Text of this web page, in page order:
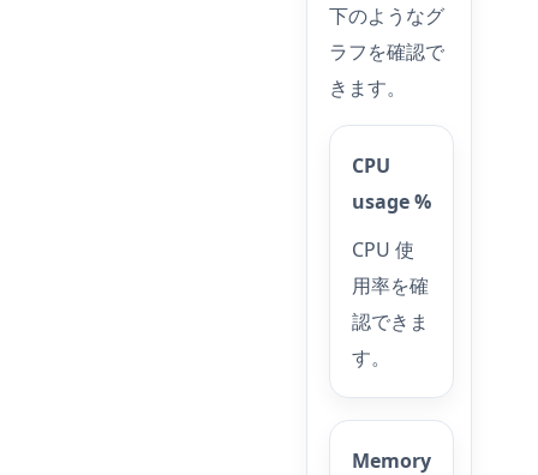
下のようなグ
ラフを確認で
きます。
CPU
usage %
CPU 使
用率を確
認できま
す。
Memory